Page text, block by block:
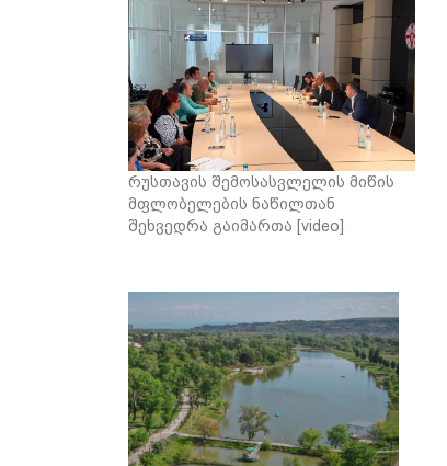
რუსთავის შემოსასვლელის მიწის
მფლობელების ნაწილთან
შეხვედრა გაიმართა [video]